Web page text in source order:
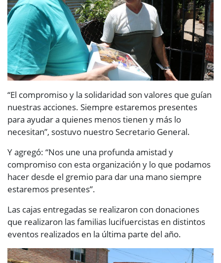
“El compromiso y la solidaridad son valores que guían
nuestras acciones. Siempre estaremos presentes
para ayudar a quienes menos tienen y más lo
necesitan”, sostuvo nuestro Secretario General.
Y agregó: “Nos une una profunda amistad y
compromiso con esta organización y lo que podamos
hacer desde el gremio para dar una mano siempre
estaremos presentes”.
Las cajas entregadas se realizaron con donaciones
que realizaron las familias lucifuercistas en distintos
eventos realizados en la última parte del año.